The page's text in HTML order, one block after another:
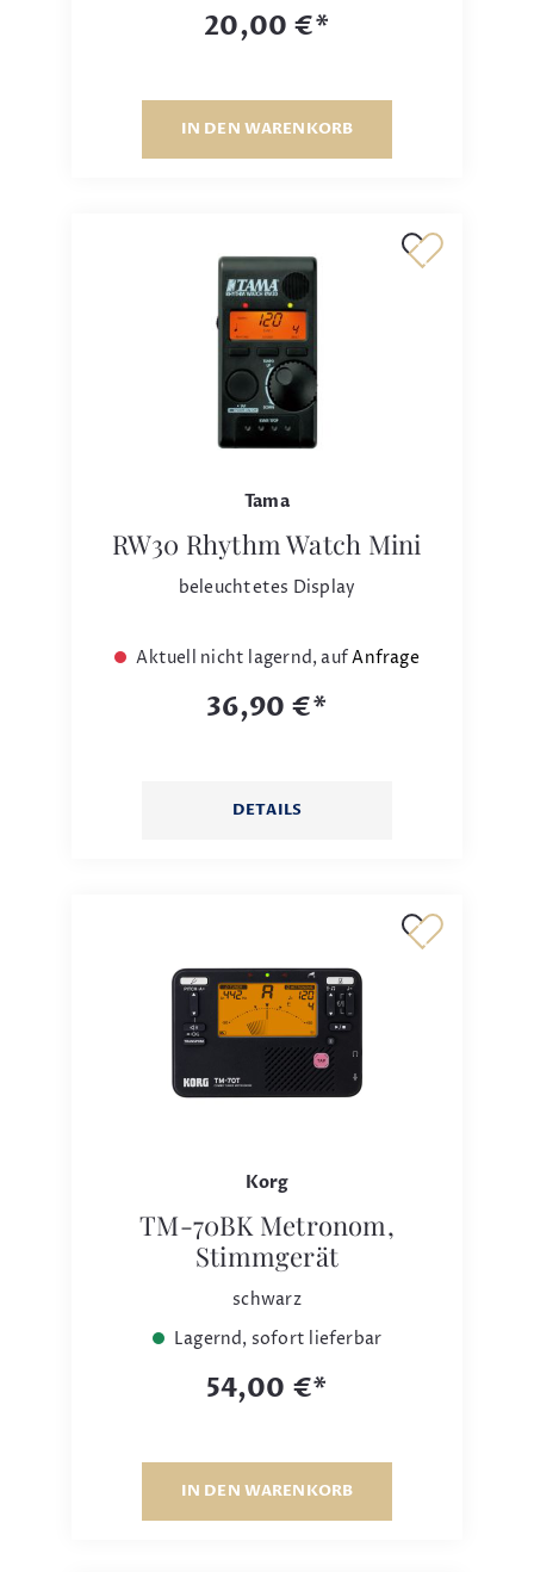
20,00 €*
IN DEN WARENKORB
Tama
RW30 Rhythm Watch Mini
beleuchtetes Display
Aktuell nicht lagernd, aufAnfrage
36,90 €*
DETAILS
Korg
TM-70BK Metronom,
Stimmgerät
schwarz
Lagernd, sofort lieferbar
54,00 €*
IN DEN WARENKORB